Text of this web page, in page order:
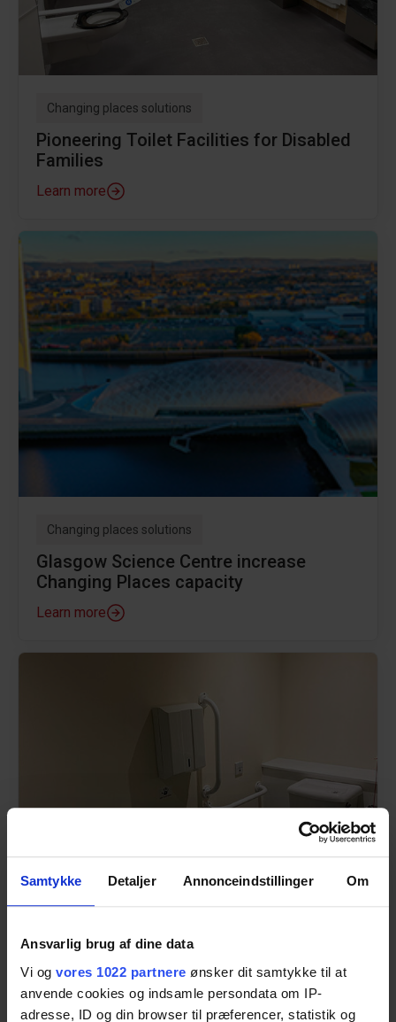
Samtykke Detaljer Annonceindstillinger Om
Ansvarlig brug af dine data
Vi og vores 1022 partnere ønsker dit samtykke til at
anvende cookies og indsamle persondata om IP-
adresse, ID og din browser til præferencer, statistik og
Changing places solutions
Pioneering Toilet Facilities for Disabled
Families
Learn more
Changing places solutions
Glasgow Science Centre increase
Changing Places capacity
Learn more
Changing places solutions
Muirfield Riding Therapy Centre
Learn more